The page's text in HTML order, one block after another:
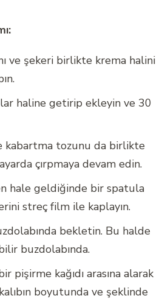
ve şekeri birlikte krema halini
haline getirip ekleyin ve 30
kabartma tozunu da birlikte
çırpmaya devam edin.
hale geldiğinde bir spatula
streç film ile kaplayın.
bekletin. Bu halde
buzdolabında.
bir pişirme kağıdı arasına alarak
boyutunda ve şeklinde